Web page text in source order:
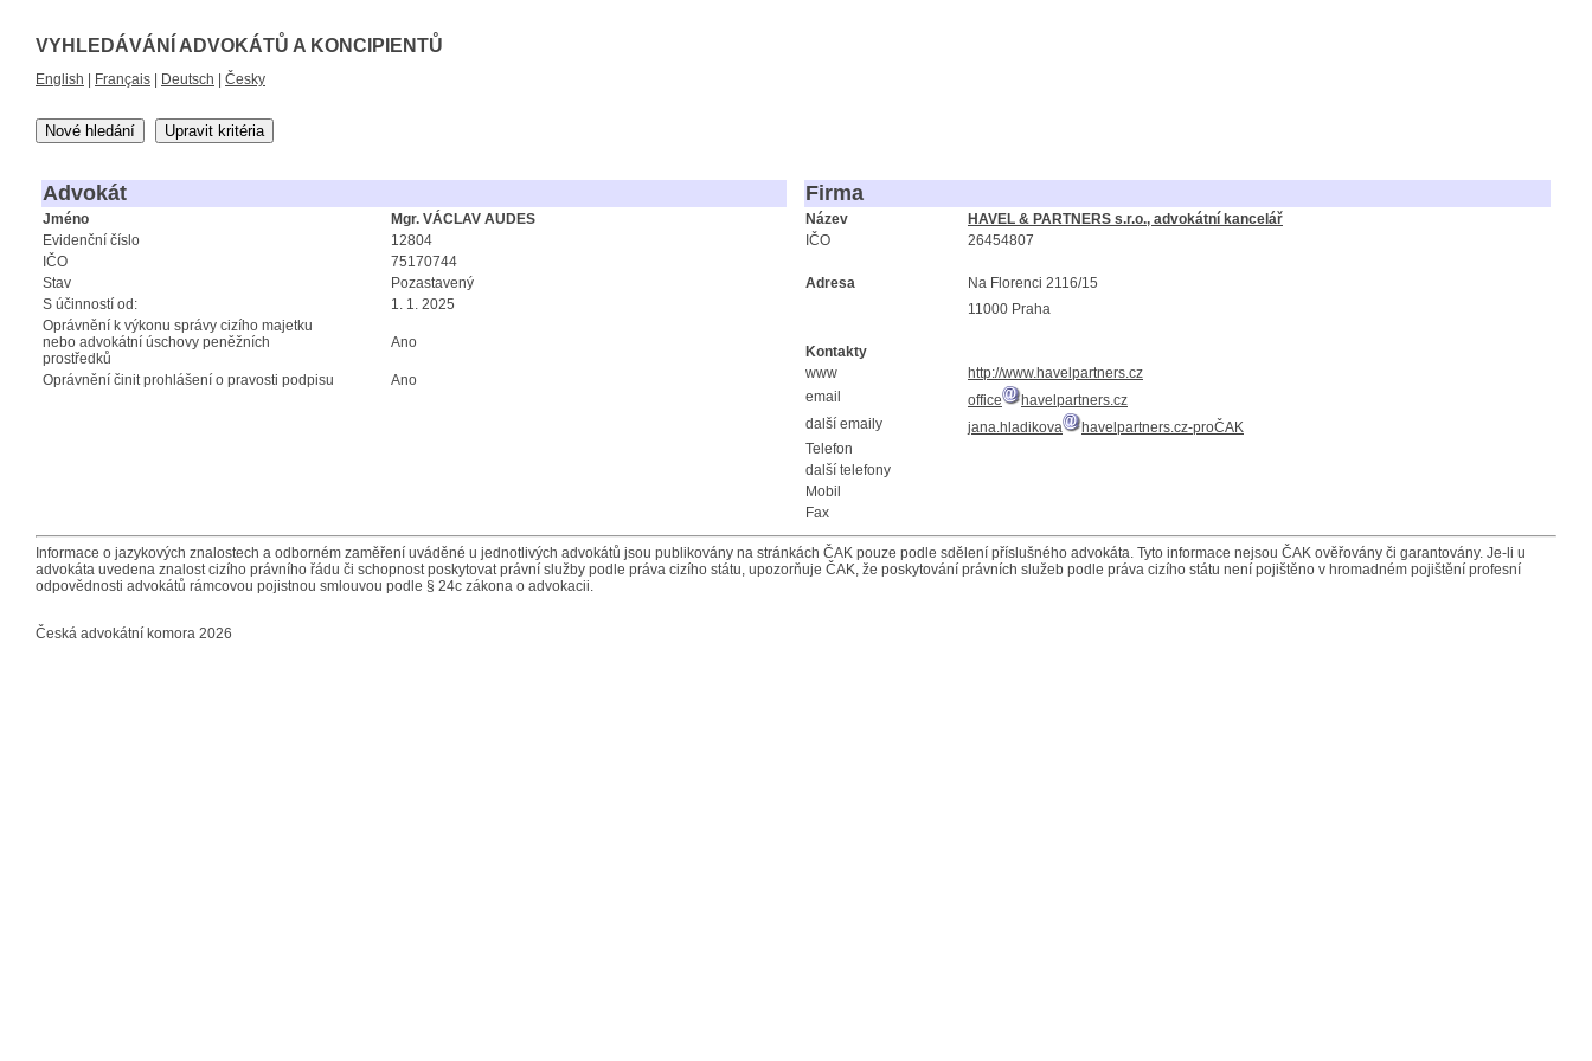
VYHLEDÁVÁNÍ ADVOKÁTŮ A KONCIPIENTŮ
English Français Deutsch Česky
Nové hledání Upravit kritéria
Advokát
Jméno
Mgr. VÁCLAV AUDES
Evidenční číslo
12804
IČO
75170744
Stav
Pozastavený
S účinností od:
1. 1. 2025
Oprávnění k výkonu správy cizího majetku
nebo advokátní úschovy peněžních
prostředků
Ano
Oprávnění činit prohlášení o pravosti podpisu Ano
Firma
Název
HAVEL & PARTNERS s.r.o., advokátní kancelář
IČO
26454807
Adresa
Na Florenci 2116/15
11000 Praha
Kontakty
www
http://www.havelpartners.cz
email
office
havelpartners.cz
další emaily
jana.hladikova
havelpartners.cz-proČAK
Telefon
další telefony
Mobil
Fax
Informace o jazykových znalostech a odborném zaměření uváděné u jednotlivých advokátů jsou publikovány na stránkách ČAK pouze podle sdělení příslušného advokáta. Tyto informace nejsou ČAK ověřovány či garantovány. Je-li u
advokáta uvedena znalost cizího právního řádu či schopnost poskytovat právní služby podle práva cizího státu, upozorňuje ČAK, že poskytování právních služeb podle práva cizího státu není pojištěno v hromadném pojištění profesní
odpovědnosti advokátů rámcovou pojistnou smlouvou podle § 24c zákona o advokacii.
Česká advokátní komora 2026